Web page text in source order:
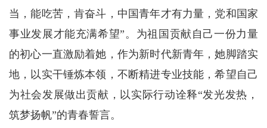
当，能吃苦，肯奋斗，中国青年才有力量，党和国家
事业发展才能充满希望”。为祖国贡献自己一份力量
的初心一直激励着她，作为新时代新青年，她脚踏实
地，以实干锤炼本领，不断精进专业技能，希望自己
为社会发展做出贡献，以实际行动诠释“发光发热，
筑梦扬帆”的青春誓言。